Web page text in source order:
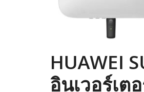
HUAWEI
อินเวอร์เต